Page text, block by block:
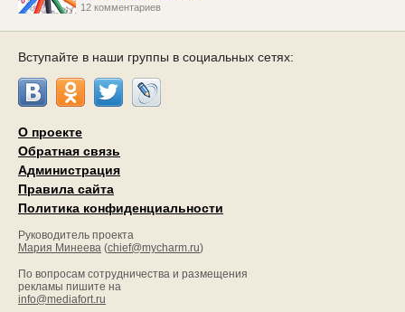
12 комментариев
Вступайте в наши группы в социальных сетях:
О проекте
Обратная связь
Администрация
Правила сайта
Политика конфиденциальности
Руководитель проекта
Мария Минеева (chief@mycharm.ru)
По вопросам сотрудничества и размещения
рекламы пишите на
info@mediafort.ru